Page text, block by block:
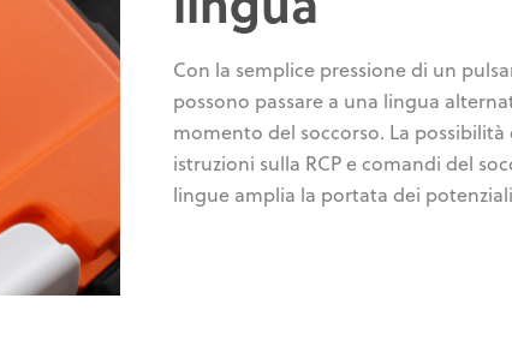
Con la semplice pressione di un
possono passare a una lingua
momento del soccorso. La
istruzioni sulla RCP e comandi del
lingue amplia la portata dei